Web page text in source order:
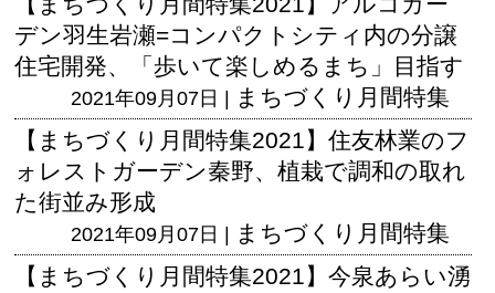
デン羽生岩瀬=コンパクトシティ内の分譲
住宅開発、「歩いて楽しめるまち」目指す
2021年09月07日 |
まちづくり月間特集
【まちづくり月間特集2021】住友林業のフ
ォレストガーデン秦野、植栽で調和の取れ
た街並み形成
2021年09月07日 |
まちづくり月間特集
【まちづくり月間特集2021】今泉あらい湧